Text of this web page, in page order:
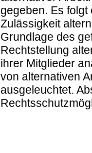
gegeben. Es
Zulässigkeit
Grundlage des
Rechtstellung
ihrer Mitglieder
von alternativen
ausgeleuchtet.